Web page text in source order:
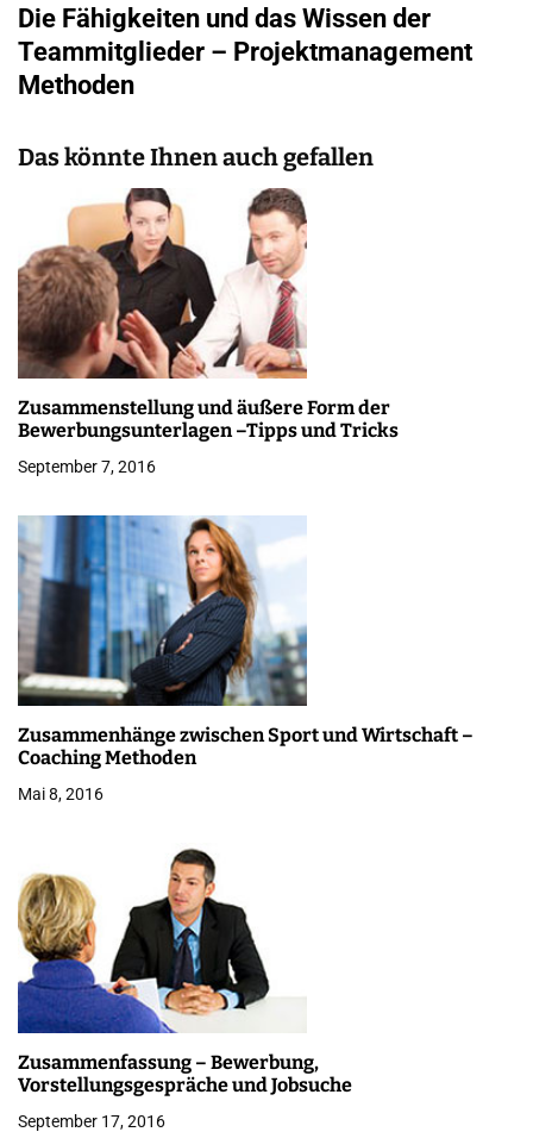
t
r
g
n
a
v
i
g
t
i
o
n
Die Fähigkeiten und das Wissen der
Teammitglieder – Projektmanagement
Methoden
Das könnte Ihnen auch gefallen
Zusammenstellung und äußere Form der
Bewerbungsunterlagen –Tipps und Tricks
September 7, 2016
Zusammenhänge zwischen Sport und Wirtschaft –
Coaching Methoden
Mai 8, 2016
Zusammenfassung – Bewerbung,
Vorstellungsgespräche und Jobsuche
September 17, 2016